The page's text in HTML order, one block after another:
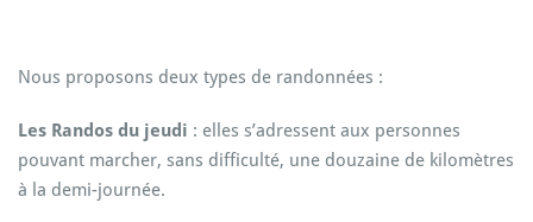
Nous proposons deux types de randonnées :
Les Randos du jeudi : elles s’adressent aux personnes
pouvant marcher, sans difficulté, une douzaine de kilomètres
à la demi-journée.